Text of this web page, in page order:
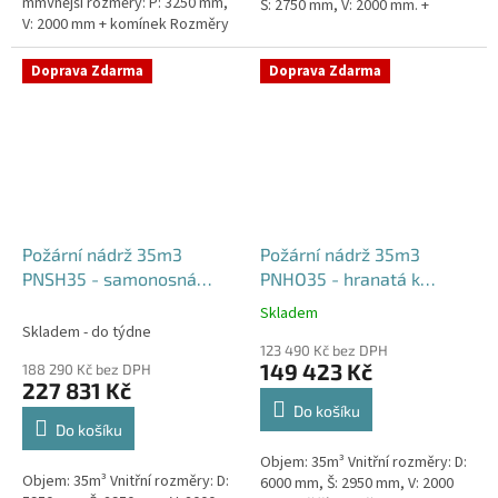
V: 2000 mm + komínek Rozměry
nádrže možno jakkoliv upravit -
vyrobíme nádrž na...
Š: 2750 mm, V: 2000 mm. +
týdny od objednávky....
Doprava Zdarma
Požární nádrž 35m3
PNSH35 - samonosná
Skladem - do týdne
188 290 Kč bez DPH
227 831 Kč
Do košíku
Objem: 35m³ Vnitřní rozměry: D:
Doprava Zdarma
Požární nádrž 35m3
PNHO35 - hranatá k
obetonování
Průměrné
produktu
je
5,0
hvězdiček.
Skladem
123 490 Kč bez DPH
149 423 Kč
Do košíku
Objem: 35m³ Vnitřní rozměry: D:
6000 mm, Š: 2950 mm, V: 2000